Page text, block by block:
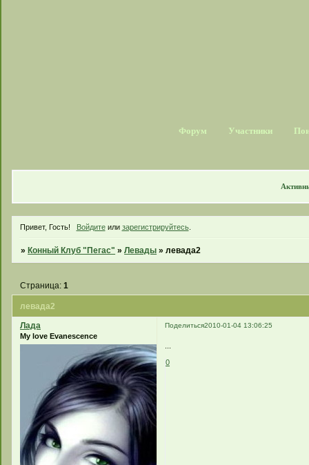
Форум Участники
Привет, Гость! Войдитеили зарегистрируйтесь.
»Конный Клуб "Пегас" »Левады »левада2
левада2
Страница:1
Поделиться2010-01-04 13:06:25
Лада
My love Evanescence
0